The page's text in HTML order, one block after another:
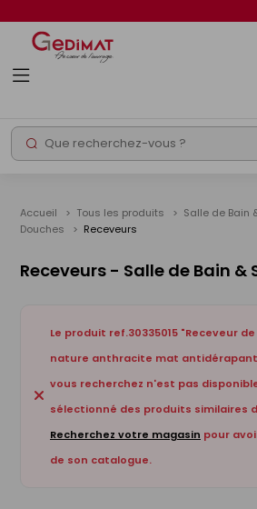
Rechercher
Accueil Tous les produits
Salle de Bain
Douches
Receveurs
Receveurs - Salle de Bain &
Le produit ref.30335015 "Receveur de
nature anthracite mat antidérapant
vous recherchez n'est pas
sélectionné des produits similaires
Recherchez votre magasin pour
de son catalogue.